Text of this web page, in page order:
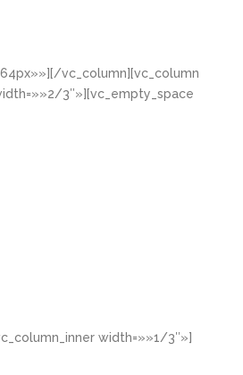
vc_column][vc_column
3″»][vc_empty_space
width=»»1/3″»]